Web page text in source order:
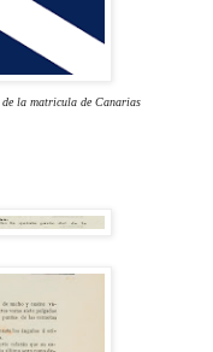
de la matricula de Canarias